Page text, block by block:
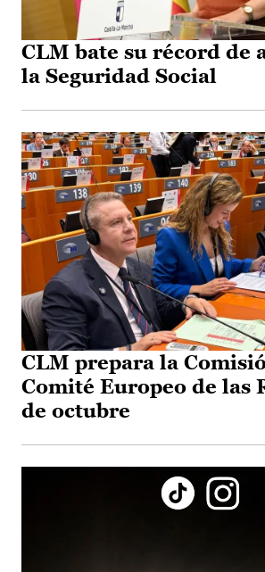
CLM bate su récord de
la Seguridad Social
CLM prepara la
Comité Europeo de las
de octubre